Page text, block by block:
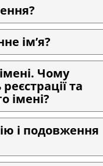
ім’я?
Чому
та
імені?
і подовження